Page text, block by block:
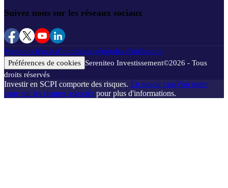
Suivez nous sur les réseaux sociaux
Mentions légalesConditions générales d'utilisation
Préférences de cookies Sereniteo Investissement©2026 - Tous
droits réservés
Investir en SCPI comporte des risques. En savoir plusVoir notre
page sur les risques associés pour plus d'informations.